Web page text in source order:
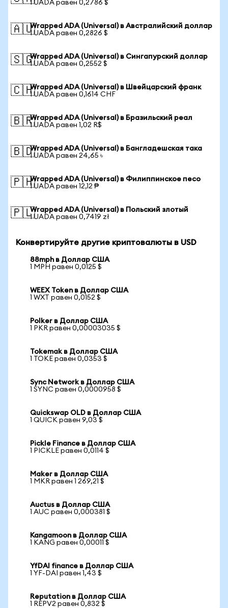
1 UADA равен 0,2786 $
🇦🇺Wrapped ADA (Universal) в Австралийский доллар
1 UADA равен 0,2826 $
🇸🇬Wrapped ADA (Universal) в Сингапурский доллар
1 UADA равен 0,2552 $
🇨🇭Wrapped ADA (Universal) в Швейцарский франк
1 UADA равен 0,1614 CHF
🇧🇷Wrapped ADA (Universal) в Бразильский реал
1 UADA равен 1,02 R$
🇧🇩Wrapped ADA (Universal) в Бангладешская така
1 UADA равен 24,65 ৳
🇵🇭Wrapped ADA (Universal) в Филиппинское песо
1 UADA равен 12,12 ₱
🇵🇱Wrapped ADA (Universal) в Польский злотый
1 UADA равен 0,7419 zł
Конвертируйте другие криптовалюты в USD
88mph в Доллар США
1 MPH равен 0,0125 $
WEEX Token в Доллар США
1 WXT равен 0,0152 $
Polker в Доллар США
1 PKR равен 0,00003035 $
Tokemak в Доллар США
1 TOKE равен 0,0353 $
Sync Network в Доллар США
1 SYNC равен 0,0000958 $
Quickswap OLD в Доллар США
1 QUICK равен 9,03 $
Pickle Finance в Доллар США
1 PICKLE равен 0,0114 $
Maker в Доллар США
1 MKR равен 1 269,21 $
Auctus в Доллар США
1 AUC равен 0,000381 $
Kangamoon в Доллар США
1 KANG равен 0,00011 $
YfDAI finance в Доллар США
1 YF-DAI равен 1,43 $
Reputation в Доллар США
1 REPV2 равен 0,832 $